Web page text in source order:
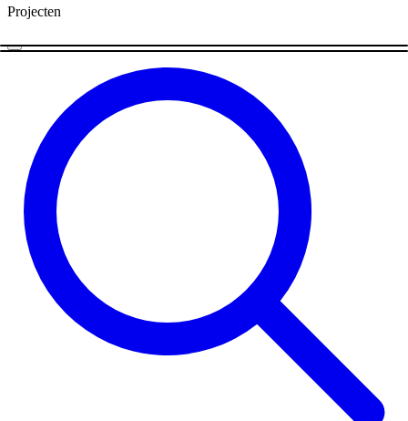
Projecten